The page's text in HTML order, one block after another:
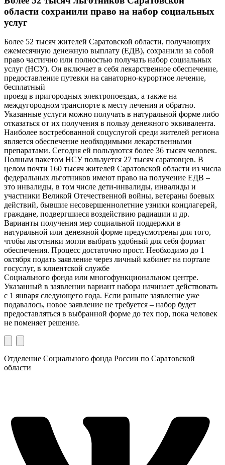
области сохранили право на набор социальных
услуг
Более 52 тысяч жителей Саратовской области, получающих
ежемесячную денежную выплату (ЕДВ), сохранили за собой
право частично или полностью получать набор социальных
услуг (НСУ). Он включает в себя лекарственное обеспечение,
предоставление путевки на санаторно-курортное лечение,
бесплатный
проезд в пригородных электропоездах, а также на
междугородном транспорте к месту лечения и обратно.
Указанные услуги можно получать в натуральной форме либо
отказаться от их получения в пользу денежного эквивалента.
Наиболее востребованной соцуслугой среди жителей региона
является обеспечение необходимыми лекарственными
препаратами. Сегодня ей пользуются более 36 тысяч человек.
Полным пакетом НСУ пользуется 27 тысяч саратовцев. В
целом почти 160 тысяч жителей Саратовской области из числа
федеральных льготников имеют право на получение ЕДВ –
это инвалиды, в том числе дети-инвалиды, инвалиды и
участники Великой Отечественной войны, ветераны боевых
действий, бывшие несовершеннолетние узники концлагерей,
граждане, подвергшиеся воздействию радиации и др.
Варианты получения мер социальной поддержки в
натуральной или денежной форме предусмотрены для того,
чтобы льготники могли выбрать удобный для себя формат
обеспечения. Процесс достаточно прост. Необходимо до 1
октября подать заявление через личный кабинет на портале
госуслуг, в клиентской службе
Социального фонда или многофункциональном центре.
Указанный в заявлении вариант набора начинает действовать
с 1 января следующего года. Если раньше заявление уже
подавалось, новое заявление не требуется – набор будет
предоставляться в выбранной форме до тех пор, пока человек
не поменяет решение.
Отделение Социального фонда России по Саратовской
области